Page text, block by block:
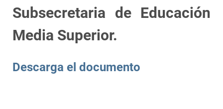
Subsecretaria de Educación
Media Superior.
Descarga el documento